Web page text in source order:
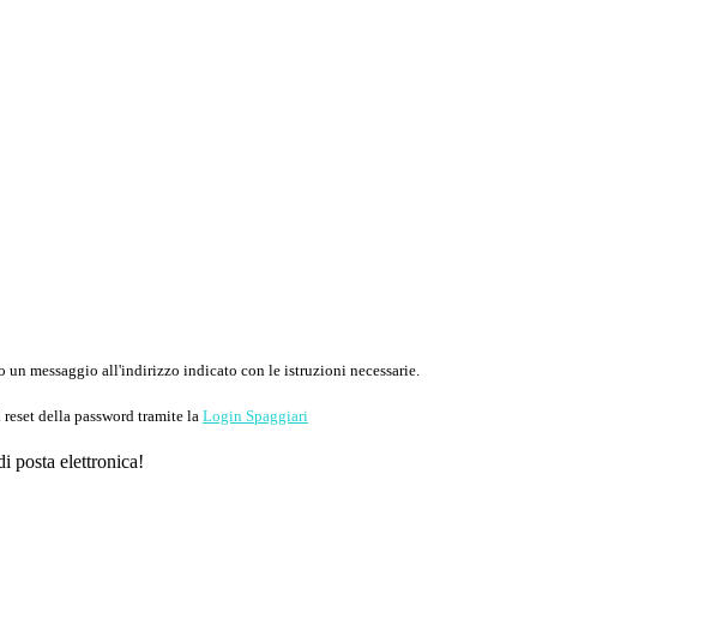
un messaggio all'indirizzo indicato con le istruzioni necessarie.
della password tramite la Login Spaggiari
posta elettronica!